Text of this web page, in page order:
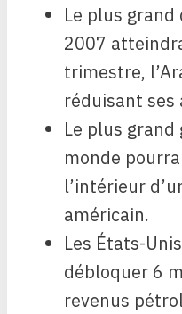
Le plus
2007
trimestre,
réduisant
Le plus
monde
l’intérieur
américain.
Les États-
débloquer 6
revenus